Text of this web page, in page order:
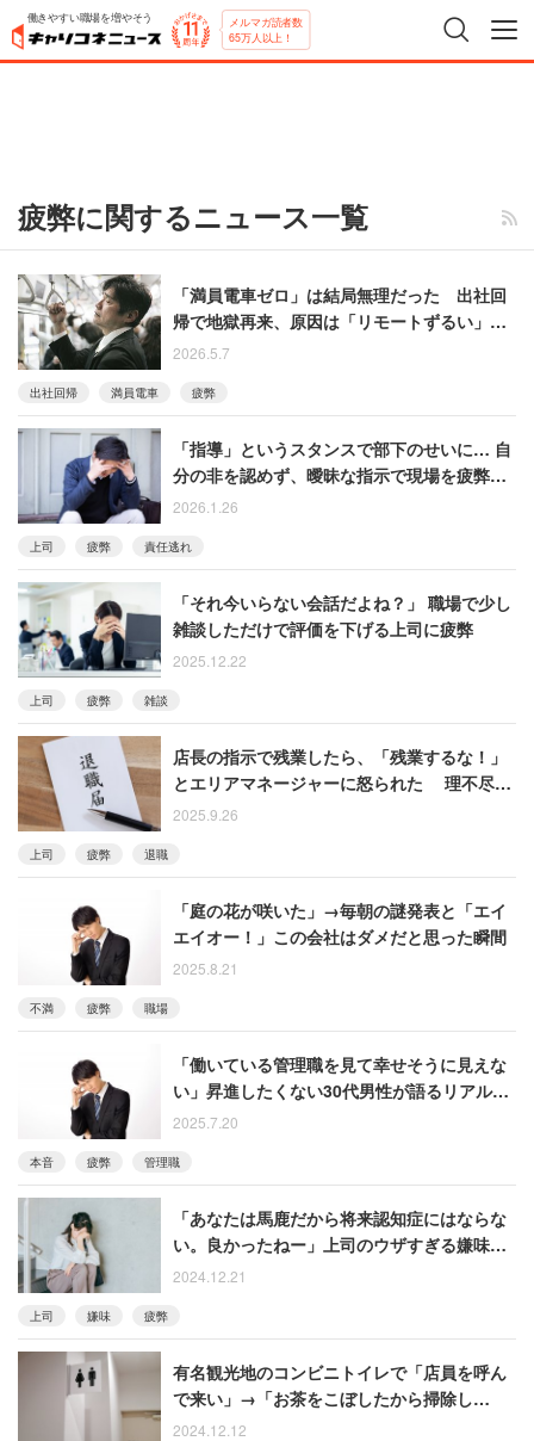
働きやすい職場を増やそう メルマガ読者数
65万人以上！
疲弊に関するニュース一覧
「満員電車ゼロ」は結局無理だった 出社回
帰で地獄再来、原因は「リモートずるい」な
のか？
2026.5.7
出社回帰 満員電車 疲弊
「指導」というスタンスで部下のせいに… 自
分の非を認めず、曖昧な指示で現場を疲弊さ
せる無責任な上司
2026.1.26
上司 疲弊 責任逃れ
「それ今いらない会話だよね？」 職場で少し
雑談しただけで評価を下げる上司に疲弊
2025.12.22
上司 疲弊 雑談
店長の指示で残業したら、「残業するな！」
とエリアマネージャーに怒られた 理不尽な
板挟みに耐えた女性、やがて退職
2025.9.26
上司 疲弊 退職
「庭の花が咲いた」→毎朝の謎発表と「エイ
エイオー！」この会社はダメだと思った瞬間
2025.8.21
不満 疲弊 職場
「働いている管理職を見て幸せそうに見えな
い」昇進したくない30代男性が語るリアルな
本音
2025.7.20
本音 疲弊 管理職
「あなたは馬鹿だから将来認知症にはならな
い。良かったねー」上司のウザすぎる嫌味に
疲弊した女性
2024.12.21
上司 嫌味 疲弊
有名観光地のコンビニトイレで「店員を呼ん
で来い」→「お茶をこぼしたから掃除し
ろ」 身勝手な客に疲弊する男性
2024.12.12